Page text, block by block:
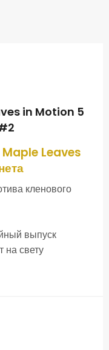
in Motion 5
Leaves
кленового
выпуск
на свету